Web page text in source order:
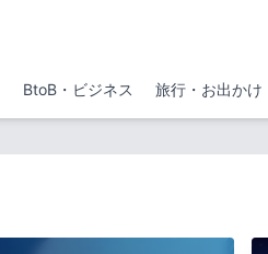
BtoB・ビジネス 旅行・お出かけ